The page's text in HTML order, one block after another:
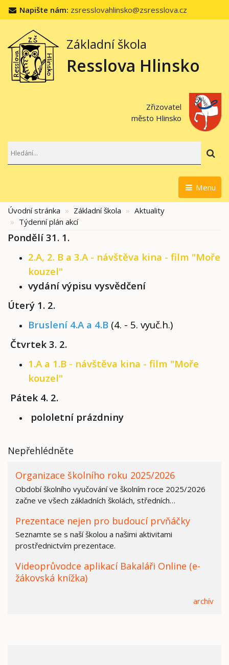
Napište nám: zsresslovahlinsko@zsresslova.cz
Základní škola
Resslova Hlinsko
Zřizovatel
město Hlinsko
Menu
Úvodní stránka Základní škola
Aktuality
Týdenní plán akcí
Pondělí 31. 1.
2.A, 2. B a 3.A - návštěva kina - film "Moře
kouzel"
vydání výpisu vysvědčení
Úterý 1. 2.
Bruslení 4.A a 4.B (4. - 5. vyuč.h.)
Čtvrtek 3. 2.
1.A a 1.B - návštěva kina - film "Moře
kouzel"
Pátek 4. 2.
pololetní prázdniny
Nepřehlédněte
Organizace školního roku 2025/2026
Období školního vyučování ve školním roce 2025/2026
začne ve všech základních školách, středních…
Prezentace nejen pro budoucí prvňáčky
Seznamte se s naší školou a našimi aktivitami
prostřednictvím prezentace.
Videoprůvodce aplikací Bakaláři Online (e-
žákovská knížka)
archív